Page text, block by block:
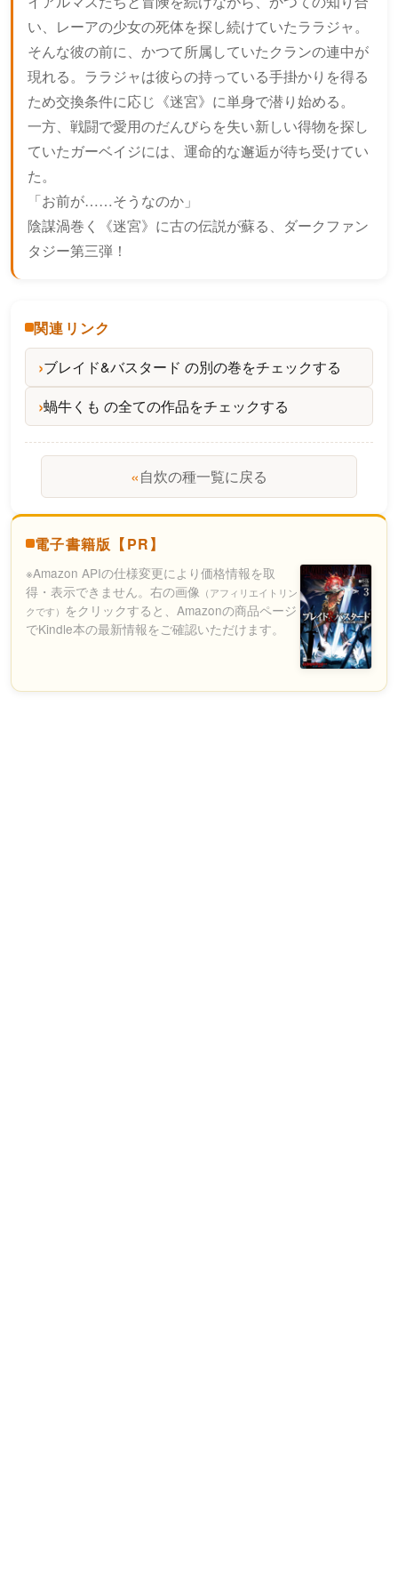
い、レーアの少女の死体を探し続けていたララジャ。
そんな彼の前に、かつて所属していたクランの連中が
現れる。ララジャは彼らの持っている手掛かりを得る
ため交換条件に応じ《迷宮》に単身で潜り始める。
一方、戦闘で愛用のだんびらを失い新しい得物を探し
ていたガーベイジには、運命的な邂逅が待ち受けてい
た。
「お前が……そうなのか」
陰謀渦巻く《迷宮》に古の伝説が蘇る、ダークファン
タジー第三弾！
関連リンク
ブレイド&バスタード の別の巻をチェックする
蝸牛くも の全ての作品をチェックする
«自炊の種一覧に戻る
電子書籍版【PR】
※Amazon APIの仕様変更により価格情報を取
得・表示できません。右の画像 （アフィリエイトリン
クです） をクリックすると、Amazonの商品ページ
でKindle本の最新情報をご確認いただけます。